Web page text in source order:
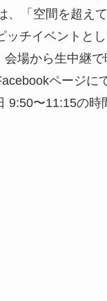
、「空間を超え
ッチイベントと
会場から生中継
ページに
9:50〜11:15の時